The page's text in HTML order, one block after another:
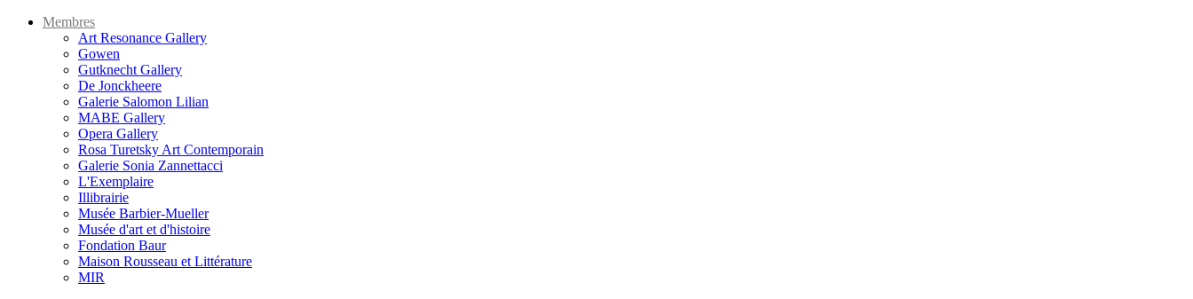
Membres
Art Resonance Gallery
Gowen
Gutknecht Gallery
De Jonckheere
Galerie Salomon Lilian
MABE Gallery
Opera Gallery
Rosa Turetsky Art Contemporain
Galerie Sonia Zannettacci
L'Exemplaire
Illibrairie
Musée Barbier-Mueller
Musée d'art et d'histoire
Fondation Baur
Maison Rousseau et Littérature
MIR